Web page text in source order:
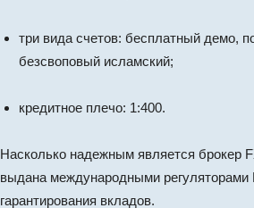
три вида счетов: бесплатный демо,
безсвоповый исламский;
кредитное плечо: 1:400.
Насколько надежным является брокер
выдана международными регуляторами
гарантирования вкладов.